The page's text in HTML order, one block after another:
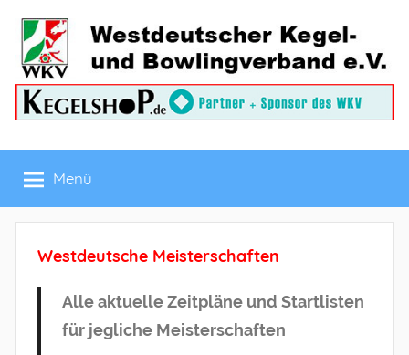
Inhalt
springen
Westdeutscher
Kegel-
und
Bowlingverband
e.V.
Menü
Westdeutsche Meisterschaften
Alle aktuelle Zeitpläne und Startlisten
für jegliche Meisterschaften